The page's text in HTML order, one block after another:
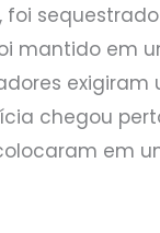
foi
mantido em
exigiram
chegou
em